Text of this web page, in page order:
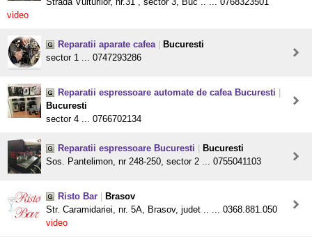
video
Reparatii aparate cafea
Bucuresti
sector 1 ... 0747293286
Reparatii espressoare automate de cafea Bucuresti
Bucuresti
sector 4 ... 0766702134
Reparatii espressoare Bucuresti
Bucuresti
Sos. Pantelimon, nr 248-250, sector 2 ... 0755041103
Risto Bar
Brasov
Str. Caramidariei, nr. 5A, Brasov, judet .. ... 0368.881.050
video